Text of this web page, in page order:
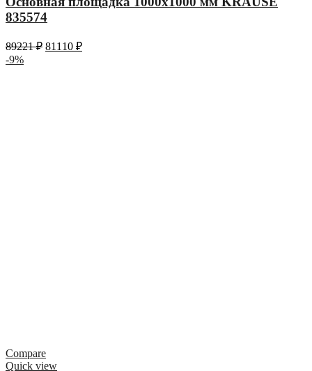
835574
89221₽ 81110 ₽
-9%
Compare
Quick view